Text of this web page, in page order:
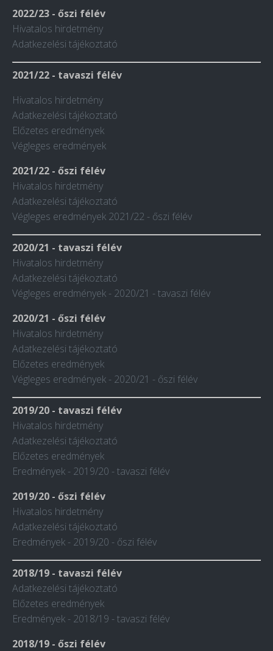
2022/23 - őszi félév
Hivatalos hirdetmény
Adatkezelési tájékoztató
2021/22 - tavaszi félév
Hivatalos hirdetmény
Adatkezelési tájékoztató
Előzetes eredmények
Végleges eredmények
2021/22 - őszi félév
Hivatalos hirdetmény
Adatkezelési tájékoztató
Végleges eredmények 2021/22 - őszi félév
2020/21 - tavaszi félév
Hivatalos hirdetmény
Adatkezelési tájékoztató
Végleges eredmények - 2020/21 - tavaszi félév
2020/21 - őszi félév
Hivatalos hirdetmény
Adatkezelési tájékoztató
Előzetes eredmények
Végleges eredmények - 2020/21 - őszi félév
2019/20 - tavaszi félév
Hivatalos hirdetmény
Adatkezelési tájékoztató
Előzetes eredmények
Eredmények - 2019/20 - tavaszi félév
2019/20 - őszi félév
Hivatalos hirdetmény
Adatkezelési tájékoztató
Eredmények - 2019/20 - őszi félév
2018/19 - tavaszi félév
Adatkezelési tájékoztató
Előzetes eredmények
Eredmények - 2018/19 - tavaszi félév
2018/19 - őszi félév